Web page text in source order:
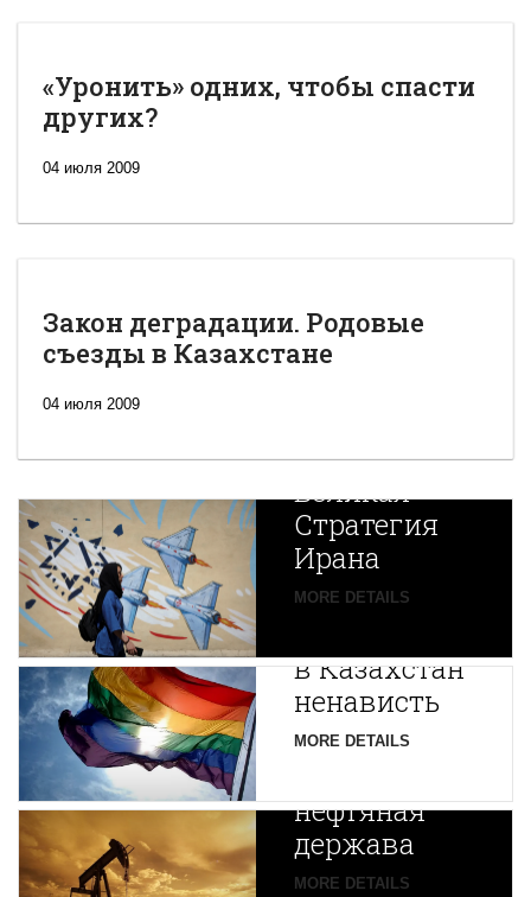
«Уронить» одних, чтобы спасти
других?
04 июля 2009
Закон деградации. Родовые
съезды в Казахстане
04 июля 2009
Новая
Великая
Стратегия
Ирана
MORE DETAILS
Путин
в Казахстан
ненависть
MORE DETAILS
Центральной
Азии
зарождается
нефтяная
держава
MORE DETAILS